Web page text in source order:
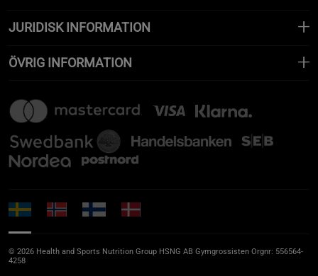
JURIDISK INFORMATION
ÖVRIG INFORMATION
© 2026 Health and Sports Nutrition Group HSNG AB Gymgrossisten Orgnr: 556564-
4258